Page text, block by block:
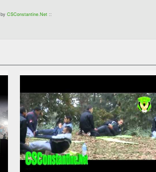
CSConstantine.Net::